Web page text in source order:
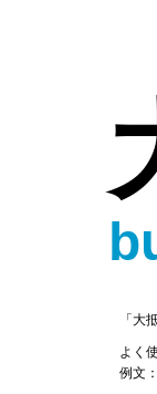
「大
よく
例文